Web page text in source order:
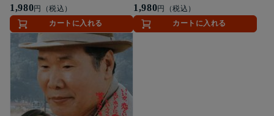
1,980円（税込）
カートに入れる
1,980円（税込）
カートに入れる